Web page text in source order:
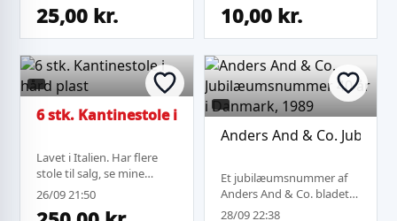
25,00 kr. 10,00 kr.
6 stk. Kantinestole i hård plast
Lavet i Italien. Har flere
stole til salg, se mine
andre auktioner.
26/09 21:50
Anders And & Co.
Et jubilæumsnummer af
Anders And & Co. bladet
fra 1989, som markerer 40
28/09 22:38